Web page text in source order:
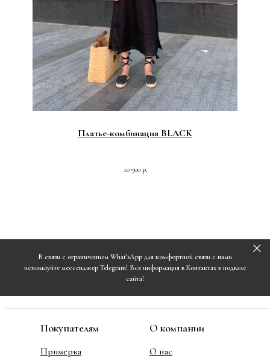
Платье-комбинация BLACK
10 900 р.
В связи с ограничением What'sApp для комфортной связи с нами
используйте мессенджер Telegram! Вся информация в Контактах в подвале
сайта!
Примерка
О нас
Покупателям О компании